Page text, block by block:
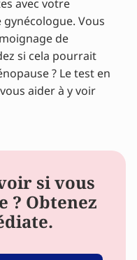
avec votre
Vous
de
si cela pourrait
? Le test en
aider à y voir
si vous
? Obtenez